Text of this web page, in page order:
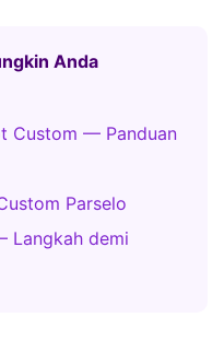
Anda
Custom — Panduan
Parselo
Langkah demi